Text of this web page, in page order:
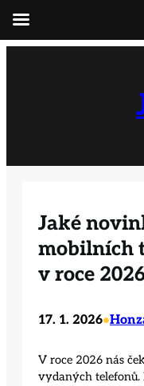
Jaké
mobilních
v roce
17. 1. 2026•
V roce 2026 nás
vydaných telefonů.